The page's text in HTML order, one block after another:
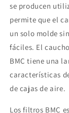
se producen
permite que el
un solo molde
fáciles. El
BMC tiene una
características
de cajas de aire.
Los filtros BMC